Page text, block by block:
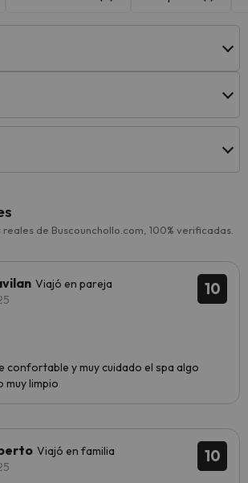
de Buscounchollo.com, 100% verificadas.
10
Viajó en pareja
confortable y muy cuidado el spa algo
muy limpio
10
Viajó en familia